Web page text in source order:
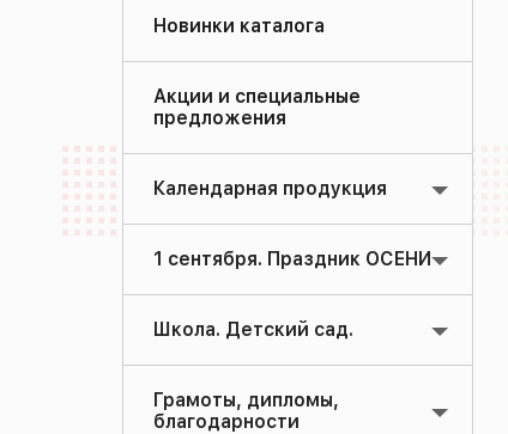
Новинки каталога
Акции и специальные
предложения
Календарная продукция
1 сентября. Праздник ОСЕНИ
Школа. Детский сад.
Грамоты, дипломы,
благодарности